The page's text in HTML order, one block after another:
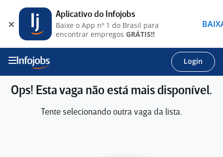
Login
Ops! Esta vaga não está mais disponível.
Tente selecionando outra vaga da lista.
Aplicativo do Infojobs
Baixe o App nº 1 do Brasil para
encontrar empregos GRÁTIS!!